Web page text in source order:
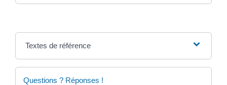
Textes de référence
Questions ? Réponses !